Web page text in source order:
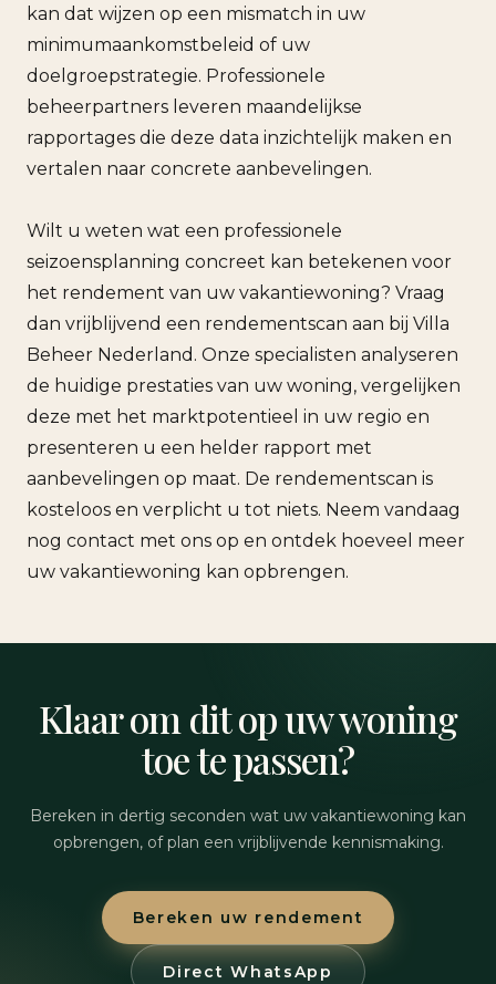
kan dat wijzen op een mismatch in uw
minimumaankomstbeleid of uw
doelgroepstrategie. Professionele
beheerpartners leveren maandelijkse
rapportages die deze data inzichtelijk maken en
vertalen naar concrete aanbevelingen.
Wilt u weten wat een professionele
seizoensplanning concreet kan betekenen voor
het rendement van uw vakantiewoning? Vraag
dan vrijblijvend een rendementscan aan bij Villa
Beheer Nederland. Onze specialisten analyseren
de huidige prestaties van uw woning, vergelijken
deze met het marktpotentieel in uw regio en
presenteren u een helder rapport met
aanbevelingen op maat. De rendementscan is
kosteloos en verplicht u tot niets. Neem vandaag
nog contact met ons op en ontdek hoeveel meer
uw vakantiewoning kan opbrengen.
Klaar om dit op uw woning
toe te passen?
Bereken in dertig seconden wat uw vakantiewoning kan
opbrengen, of plan een vrijblijvende kennismaking.
Bereken uw rendement
Direct WhatsApp